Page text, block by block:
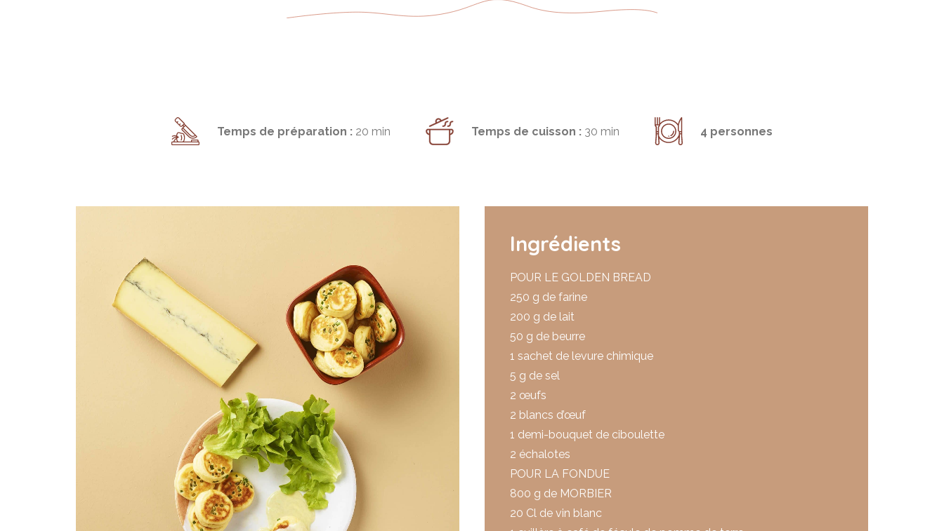
Temps de préparation : 20 min Temps de cuisson : 30 min 4 personnes
Ingrédients
POUR LE GOLDEN BREAD
250 g de farine
200 g de lait
50 g de beurre
1 sachet de levure chimique
5 g de sel
2 œufs
2 blancs d’œuf
1 demi-bouquet de ciboulette
2 échalotes
POUR LA FONDUE
800 g de MORBIER
20 Cl de vin blanc